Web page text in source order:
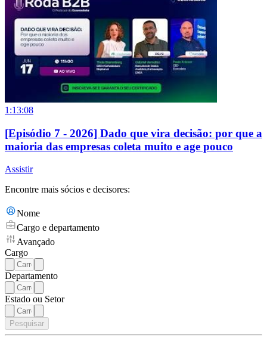
1:13:08
[Episódio 7 - 2026] Dado que vira decisão: por que a
maioria das empresas coleta muito e age pouco
Assistir
Encontre mais sócios e decisores:
Nome
Cargo e departamento
Avançado
Cargo
Departamento
Estado ou Setor
Pesquisar